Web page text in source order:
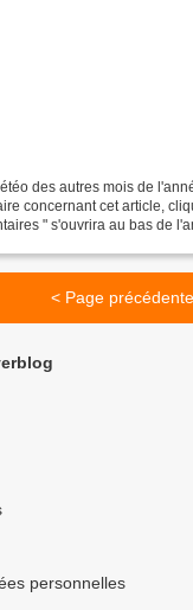
des autres mois de
concernant cet article,
" s'ouvrira au bas de
< Page précédente
personnelles